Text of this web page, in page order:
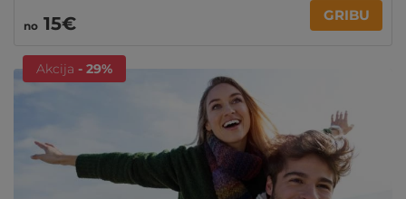
no 15€ GRIBU
Akcija - 29%